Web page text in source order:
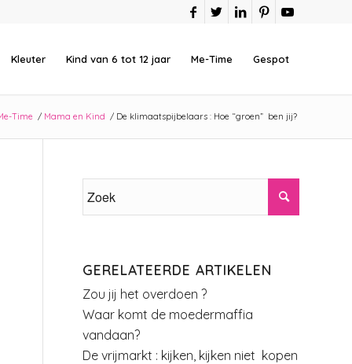
Kleuter Kind van 6 tot 12 jaar Me-Time Gespot
Time / Mama en Kind / De klimaatspijbelaars : Hoe “groen” ben jij?
GERELATEERDE ARTIKELEN
Zou jij het overdoen ?
Waar komt de moedermaffia
vandaan?
De vrijmarkt : kijken, kijken niet kopen